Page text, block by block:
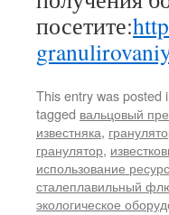
посетите:
This entry was posted
tagged вальцовый
известняка,
гранулятор,
использование
сталеплавильный
экологическое